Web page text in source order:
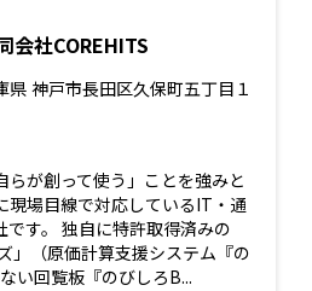
会社COREHITS
県 神戸市長田区久保町五丁目１
らが創って使う」ことを強みと
現場目線で対応しているIT・通
す。 独自に特許取得済みの
」（原価計算支援システム『の
い回覧板『のびしろB...